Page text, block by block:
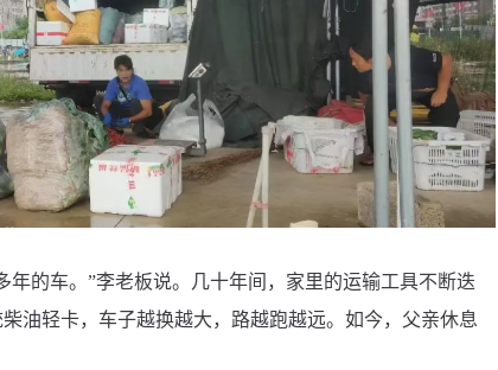
年的车。”李老板说。几十年间，家里的运输工具不断迭
油轻卡，车子越换越大，路越跑越远。如今，父亲休息